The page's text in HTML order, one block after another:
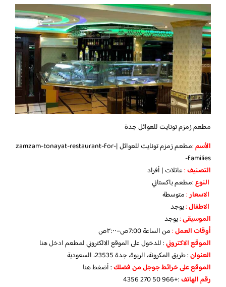
مطعم زمزم تونايت للعوائل جدة
الأسم:
مطعم زمزم تونايت للعوائل |zamzam-tonayat-restaurant-for-
families-
التصنيف:عائلات| أفراد
النوع:مطعم باكستاني
الاسعار:متوسطة
الاطفال:يوجد
الموسيقى:يوجد
‏أوقات العمل:من الساعة7:00ص–٢:٠٠ص
الموقع الاكتروني: للدخول على الموقع الالكتروني لمطعمادخل هنا
العنوان: طريق المكرونة، الربوة، جدة 23535، السعودية
الموقع على خرائط جوجل من فضلك:أضغط هنا
رقم الهاتف:+966 50 270 4356